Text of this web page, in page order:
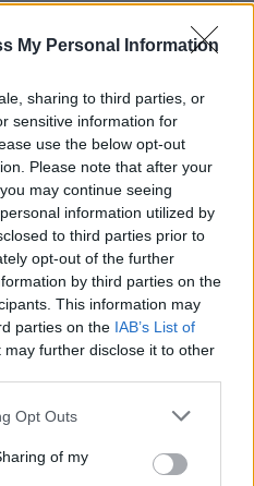
My Personal Information
sharing to third parties, or
sensitive information for
use the below opt-out
Please note that after your
may continue seeing
information utilized by
to third parties prior to
opt-out of the further
by third parties on the
This information may
parties on the IAB’s List of
may further disclose it to other
Opt Outs
of my
Mercury atua na ExpoReg
Mercury na ExpoReg 2026,
Emanuel na Festa dos